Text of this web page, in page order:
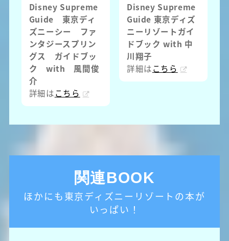
Disney Supreme
Guide 東京ディ
ズニーシー ファ
ンタジースプリン
グス ガイドブッ
ク with 風間俊
介
詳細はこちら
Disney Supreme
Guide 東京ディズ
ニーリゾートガイ
ドブック with 中
川翔子
詳細はこちら
関連BOOK
ほかにも東京ディズニーリゾートの本が
いっぱい！